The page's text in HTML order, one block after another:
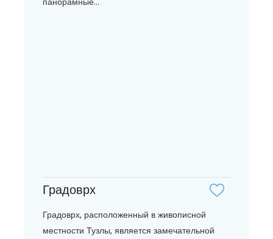
Градоврх
Градоврх, расположенный в живописной
местности Тузлы, является замечательной